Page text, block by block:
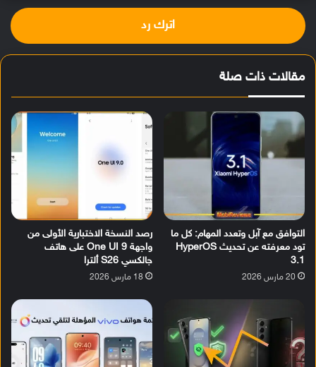
اترك رد
مقالات ذات صلة
التوافق مع آبل وتعدد المهام: كل ما
تود معرفته عن تحديث HyperOS
3.1
20 مارس 2026
رصد النسخة الاختبارية الأولى من
واجهة One UI 9 على هاتف
جالكسي S26 ألترا
18 مارس 2026